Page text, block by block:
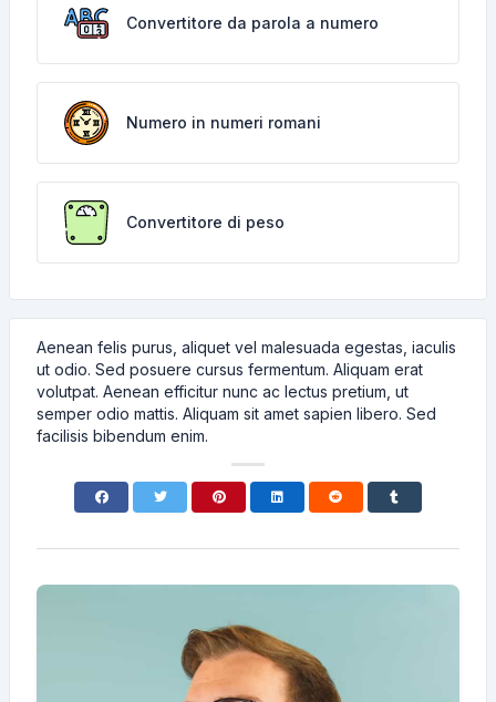
Convertitore da parola a numero
Numero in numeri romani
Convertitore di peso
Aenean felis purus, aliquet vel malesuada egestas, iaculis
ut odio. Sed posuere cursus fermentum. Aliquam erat
volutpat. Aenean efficitur nunc ac lectus pretium, ut
semper odio mattis. Aliquam sit amet sapien libero. Sed
facilisis bibendum enim.